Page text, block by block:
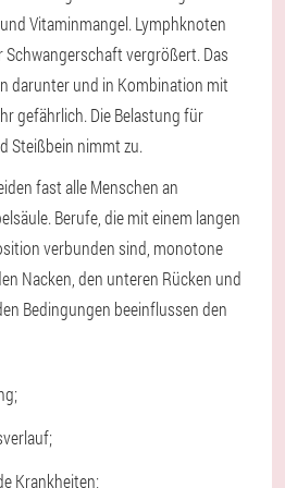
Vitaminmangel. Lymphknoten
vergrößert. Das
darunter und in Kombination mit
gefährlich. Die Belastung für
Steißbein nimmt zu.
fast alle Menschen an
Berufe, die mit einem langen
verbunden sind, monotone
Nacken, den unteren Rücken und
Bedingungen beeinflussen den
Krankheiten;